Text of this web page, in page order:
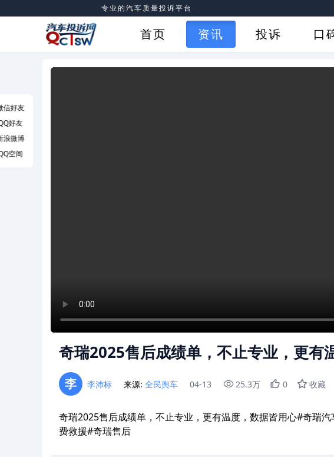
专业的汽车质量投诉平台
首页 资讯 投诉 口
奇瑞2025售后成绩单，不止专业，更有
李 李沛标 来源: 全民舆车 04-13 25.3万 0 收藏
奇瑞2025售后成绩单，不止专业，更有温度，数据皆用心#奇瑞
费救援#奇瑞售后
信好友
好友
浪微博
空间